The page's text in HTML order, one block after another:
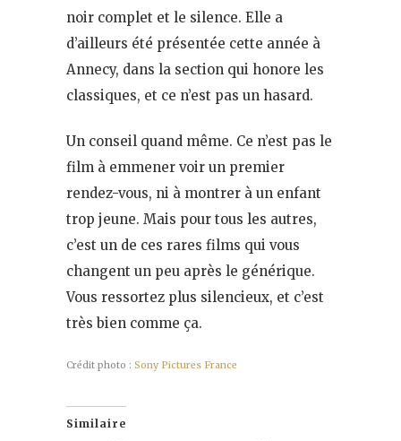
noir complet et le silence. Elle a
d’ailleurs été présentée cette année à
Annecy, dans la section qui honore les
classiques, et ce n’est pas un hasard.
Un conseil quand même. Ce n’est pas le
film à emmener voir un premier
rendez-vous, ni à montrer à un enfant
trop jeune. Mais pour tous les autres,
c’est un de ces rares films qui vous
changent un peu après le générique.
Vous ressortez plus silencieux, et c’est
très bien comme ça.
Crédit photo : Sony Pictures France
Similaire